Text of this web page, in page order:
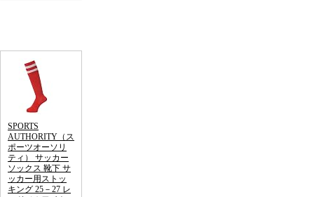
SPORTS
AUTHORITY（ス
ポーツオーソリ
ティ） サッカー
ソックス 靴下 サ
ッカー用ストッ
キング 25－27 レ